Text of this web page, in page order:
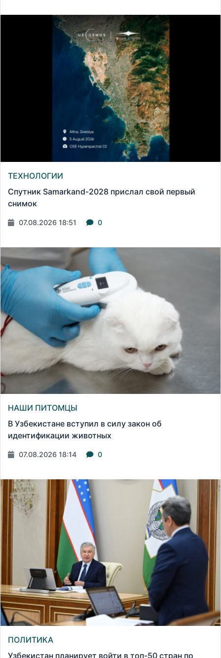
ТЕХНОЛОГИИ
Спутник Samarkand-2028 прислал свой первый
снимок
07.08.2026 18:51 0
НАШИ ПИТОМЦЫ
В Узбекистане вступил в силу закон об
идентификации животных
07.08.2026 18:14 0
ПОЛИТИКА
Узбекистан планирует войти в топ-50 стран по